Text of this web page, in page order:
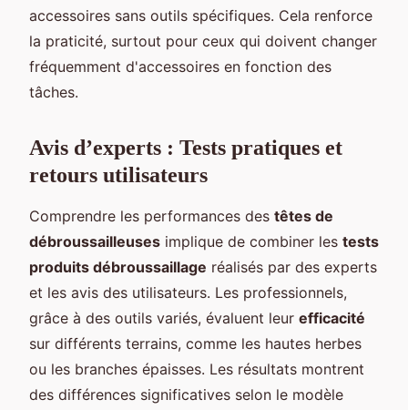
accessoires sans outils spécifiques. Cela renforce
la praticité, surtout pour ceux qui doivent changer
fréquemment d'accessoires en fonction des
tâches.
Avis d’experts : Tests pratiques et
retours utilisateurs
Comprendre les performances des têtes de
débroussailleuses implique de combiner les tests
produits débroussaillage réalisés par des experts
et les avis des utilisateurs. Les professionnels,
grâce à des outils variés, évaluent leur efficacité
sur différents terrains, comme les hautes herbes
ou les branches épaisses. Les résultats montrent
des différences significatives selon le modèle